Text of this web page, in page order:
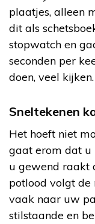
plaatjes, alleen
dit als
stopwatch en
seconden per
doen, veel kijken.
Sneltekenen
Het hoeft niet
gaat erom dat u
u gewend raakt
potlood volgt de
vaak naar uw
stilstaande en